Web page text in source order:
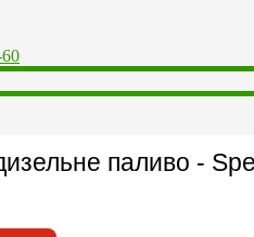
паливо -